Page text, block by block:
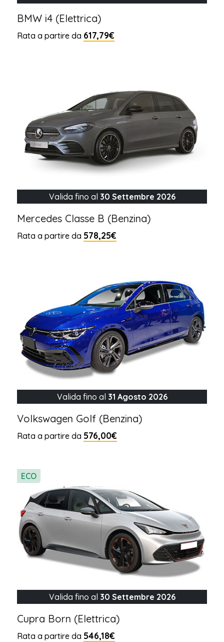
BMW i4 (Elettrica)
Rata a partire da 617,79€
Valida fino al 30 Settembre 2026
Mercedes Classe B (Benzina)
Rata a partire da 578,25€
Valida fino al 31 Agosto 2026
Volkswagen Golf (Benzina)
Rata a partire da 576,00€
ECO
Valida fino al 30 Settembre 2026
Cupra Born (Elettrica)
Rata a partire da 546,18€